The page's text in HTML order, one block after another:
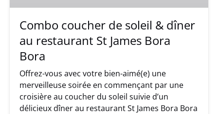
au
James
Bora
Bora
Combo coucher de soleil & dîner
au restaurant St James Bora
Bora
Offrez-vous avec votre bien-aimé(e) une
merveilleuse soirée en commençant par une
croisière au coucher du soleil suivie d’un
délicieux dîner au restaurant St James Bora Bora